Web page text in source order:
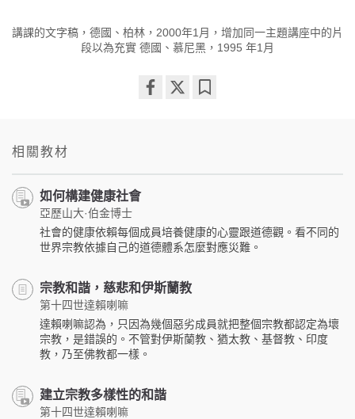
講課的文字稿，德國、柏林，2000年1月，增加同一主題講座中的片
段以為充實 德國、慕尼黑，1995 年1月
相關教材
如何構建健康社會
亞歷山大·伯金博士
社會的健康依賴每個成員培養健康的心靈跟道德觀。看不同的
世界宗教依據自己的道德體系怎麼對應災難。
宗教和諧，慈悲和伊斯蘭教
第十四世達賴喇嘛
達賴喇嘛認為，只因為幾個惡劣成員就把整個宗教都認定為壞
宗教，是錯誤的。不管對伊斯蘭教、猶太教、基督教、印度
教，乃至佛教都一樣。
建立宗教多樣性的和諧
第十四世達賴喇嘛